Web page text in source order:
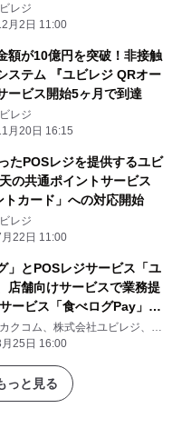
レジ
月2日 11:00
額が10億円を突破！非接触
ステム 『ユビレジ QRオー
ービス開始5ヶ月で到達
レジ
月20日 16:15
たPOSレジを提供するユビ
の共通ポイントサービス
トカード」への対応開始
レジ
22日 11:00
」とPOSレジサービス「ユ
店舗向けサービスで業務提
ビス「食べログPay」で
でクレジット決済が簡単
有料サービスとユビレジ
で、お得なキャンペーンを
クコム、株式会社ユビレジ、ベ
式会社
25日 16:00
っと見る